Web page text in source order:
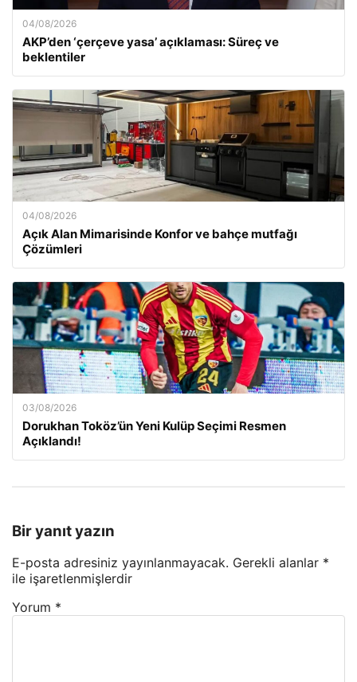
04/08/2026
AKP’den ‘çerçeve yasa’ açıklaması: Süreç ve
beklentiler
04/08/2026
Açık Alan Mimarisinde Konfor ve bahçe mutfağı
Çözümleri
03/08/2026
Dorukhan Toköz’ün Yeni Kulüp Seçimi Resmen
Açıklandı!
Bir yanıt yazın
E-posta adresiniz yayınlanmayacak. Gerekli alanlar *
ile işaretlenmişlerdir
Yorum *